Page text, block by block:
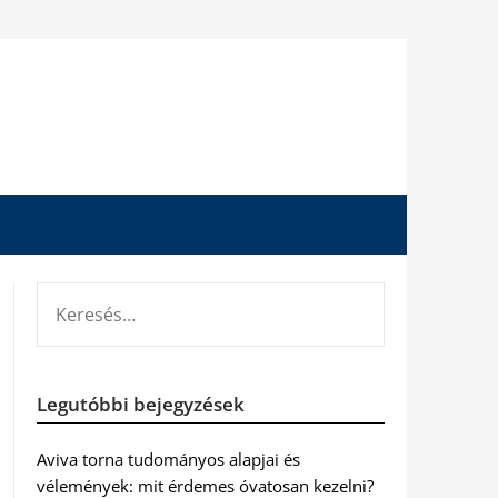
Legutóbbi bejegyzések
Aviva torna tudományos alapjai és
vélemények: mit érdemes óvatosan kezelni?